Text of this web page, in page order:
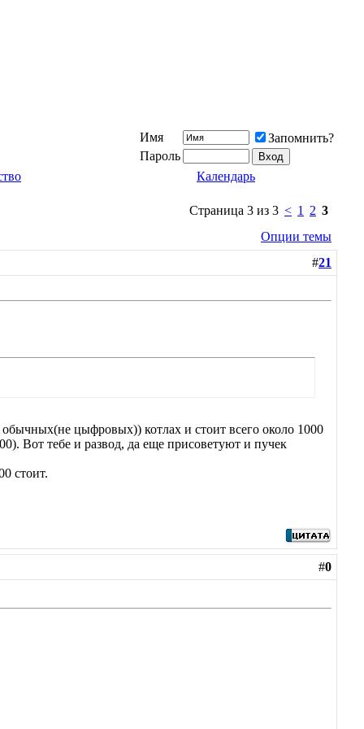
Имя
Запомнить?
Пароль
Календарь
Страница 3 из 3 < 1 2 3
Опции темы
#21
обычных(не цыфровых)) котлах и стоит всего около 1000
Вот тебе и развод, да еще присоветуют и пучек
стоит.
#0